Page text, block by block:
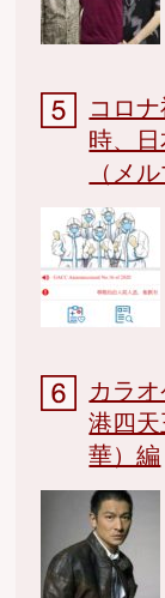
コロ
時、
（メ
カラ
港四
華）編